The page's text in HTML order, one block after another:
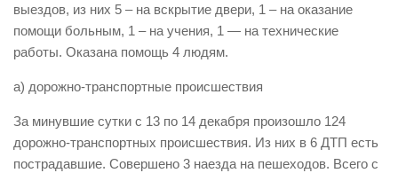
УГЗ рекомендует
Памятки населению
Как стать спасателем
Уголок гражданской обороны
выездов, из них 5 – на вскрытие двери, 1 – на оказание
помощи больным, 1 – на учения, 1 — на технические
работы. Оказана помощь 4 людям.
а) дорожно-транспортные происшествия
За минувшие сутки с 13 по 14 декабря произошло 124
дорожно-транспортных происшествия. Из них в 6 ДТП есть
пострадавшие. Совершено 3 наезда на пешеходов. Всего с